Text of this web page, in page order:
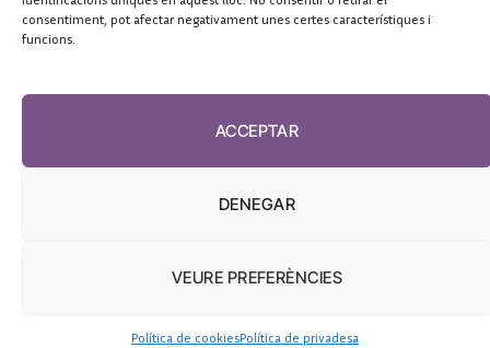
consentiment, pot afectar negativament unes certes característiques i
funcions.
ACCEPTAR
DENEGAR
VEURE PREFERÈNCIES
Política de cookiesPolítica de privadesa
FUNDACIÓ